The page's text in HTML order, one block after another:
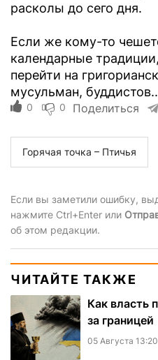
расколы до сего дня.
Если же кому-то
календарные
перейти на
мусульман,
0 0 Поделиться
Горячая точка – Птичья
Если вы заметили ошибку,
нажмите Ctrl+Enter или
об этом редакции.
ЧИТАЙТЕ ТАКЖЕ
Как власть
за границей
05 Августа 13:20